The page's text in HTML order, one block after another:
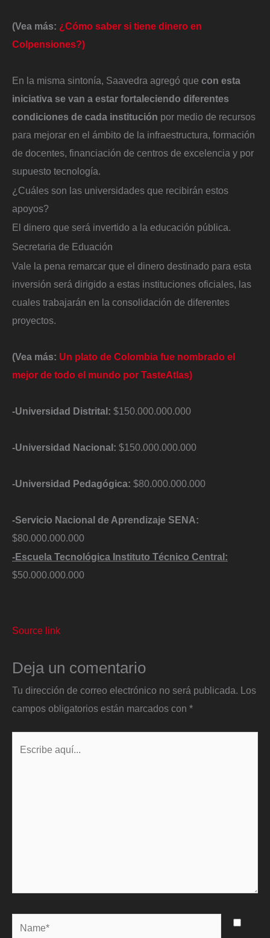
(Vea más: ¿Cómo saber si tiene dinero en
Colpensiones?)
En la misma sintonía, Saavedra agregó que con esta
iniciativa se van a estar fortaleciendo diferentes
condiciones de cada institución por medio de recursos
para mejorar en el ámbito de la infraestructura, formación
de docentes, financiación de centros de excelencia y por
supuesto tecnología.
¿Cuáles son las universidades que recibirán estos
apoyos?
El dinero que será invertido a la educación pública.
Secretaria de Eduación
Vale la pena remarcar que el dinero destinado para esta
inversión será dirigido a estas instituciones oficiales, las
cuales trabajarán en la consolidación de diferentes
proyectos.
(Vea más: Un plato de Colombia fue nombrado el
mejor de todo el mundo por TasteAtlas)
-Universidad Distrital: $150.000.000.000
-Universidad Nacional: $150.000.000.000
-Universidad Pedagógica: $80.000.000.000
-Servicio Nacional de Aprendizaje SENA:
$80.000.000.000
-Escuela Tecnológica Instituto Técnico Central:
$50.000.000.000
Source link
Deja un comentario
Tu dirección de correo electrónico no será publicada. Los
campos obligatorios están marcados con *
Name*